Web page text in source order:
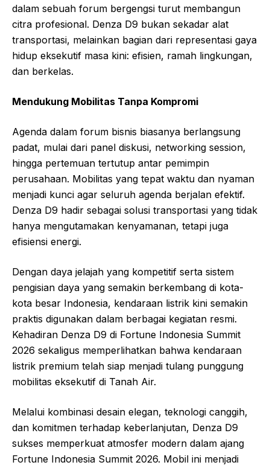
dalam sebuah forum bergengsi turut membangun
citra profesional. Denza D9 bukan sekadar alat
transportasi, melainkan bagian dari representasi gaya
hidup eksekutif masa kini: efisien, ramah lingkungan,
dan berkelas.
Mendukung Mobilitas Tanpa Kompromi
Agenda dalam forum bisnis biasanya berlangsung
padat, mulai dari panel diskusi, networking session,
hingga pertemuan tertutup antar pemimpin
perusahaan. Mobilitas yang tepat waktu dan nyaman
menjadi kunci agar seluruh agenda berjalan efektif.
Denza D9 hadir sebagai solusi transportasi yang tidak
hanya mengutamakan kenyamanan, tetapi juga
efisiensi energi.
Dengan daya jelajah yang kompetitif serta sistem
pengisian daya yang semakin berkembang di kota-
kota besar Indonesia, kendaraan listrik kini semakin
praktis digunakan dalam berbagai kegiatan resmi.
Kehadiran Denza D9 di Fortune Indonesia Summit
2026 sekaligus memperlihatkan bahwa kendaraan
listrik premium telah siap menjadi tulang punggung
mobilitas eksekutif di Tanah Air.
Melalui kombinasi desain elegan, teknologi canggih,
dan komitmen terhadap keberlanjutan, Denza D9
sukses memperkuat atmosfer modern dalam ajang
Fortune Indonesia Summit 2026. Mobil ini menjadi